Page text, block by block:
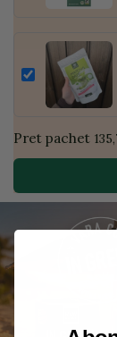
Pret pachet